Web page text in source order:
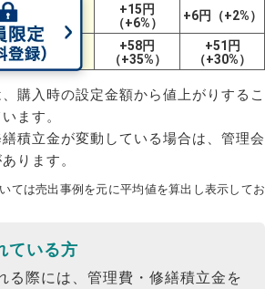
+15円
（+6%）
+6円（+2%）
ー
+58円
（+35%）
+51円
（+30%）
購入時の設定金額から値上がりするこ
ます。
積立金が変動している場合は、管理会
ります。
ては売出事例を元に平均値を算出し表示してお
ている方
る際には、管理費・修繕積立金を